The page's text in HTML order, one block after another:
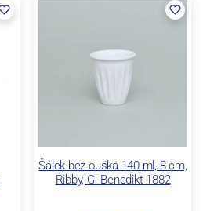
Šálek bez ouška 140 ml, 8 cm,
Ribby, G. Benedikt 1882